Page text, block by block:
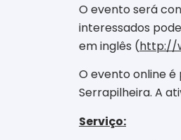
O evento será
interessados
em inglês (http://
O evento online
Serrapilheira. A
Serviço: